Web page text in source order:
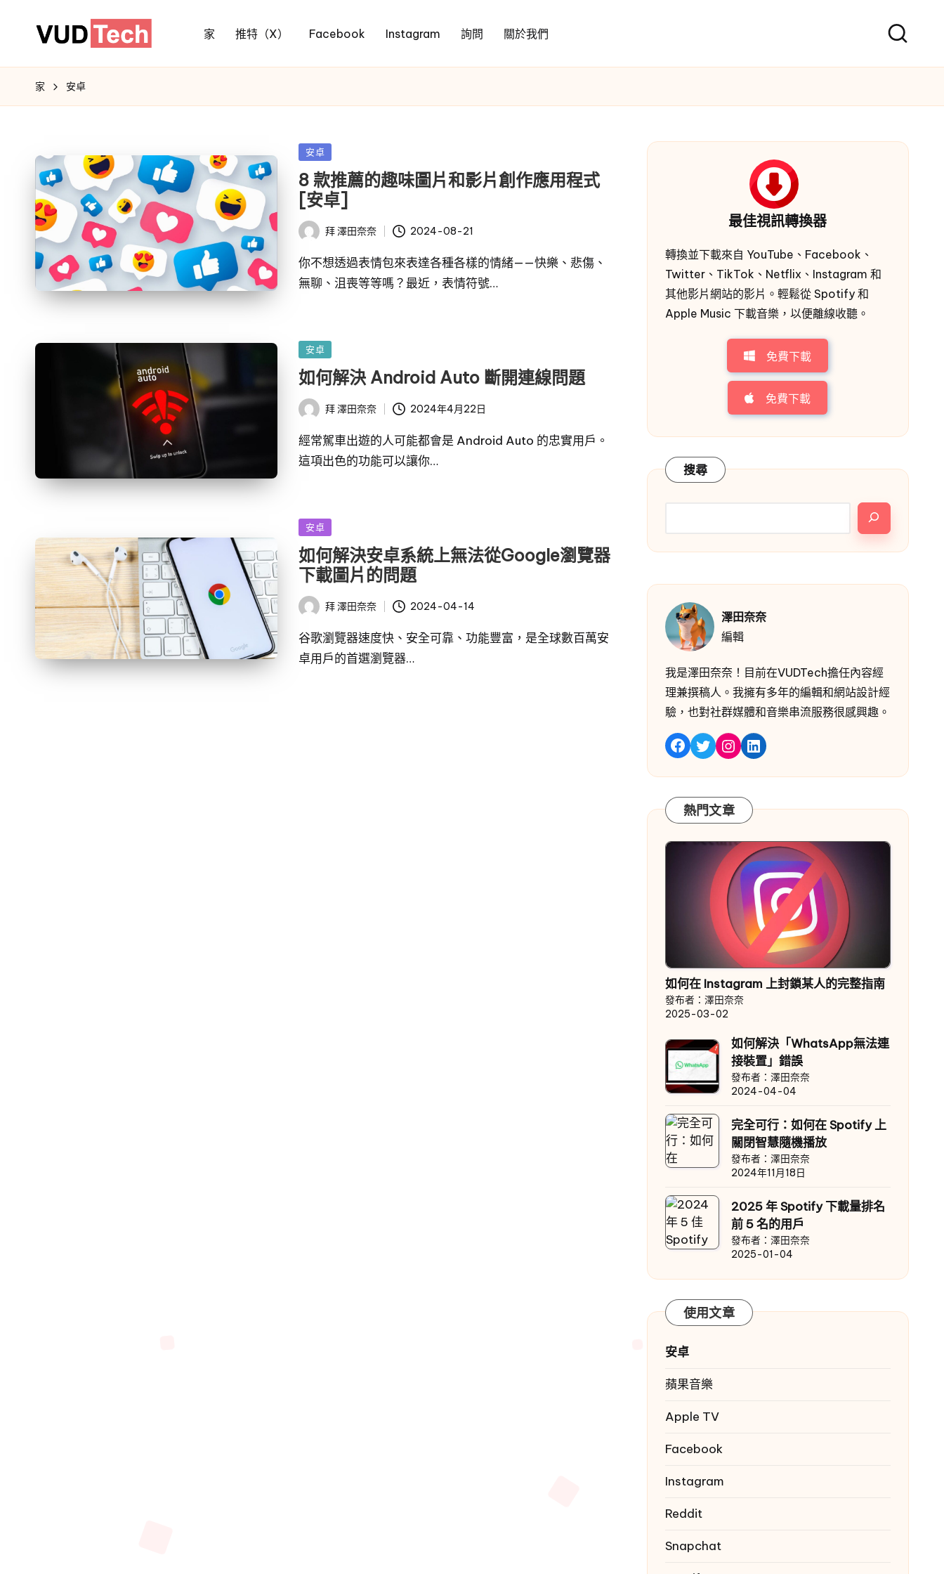
家 推特（X） Facebook Instagram 詢問 關於我們
家 安卓
發
佈
於
安卓
8 款推薦的趣味圖片和影片創作應用程式
[安卓]
發
者
拜澤田奈奈 2024-08-21
你不想透過表情包來表達各種各樣的情緒——快樂、悲傷、
無聊、沮喪等等嗎？最近，表情符號…
發
佈
於
安卓
如何解決 Android Auto 斷開連線問題
發
者
拜澤田奈奈 2024年4月22日
經常駕車出遊的人可能都會是 Android Auto 的忠實用戶。
這項出色的功能可以讓你…
發
佈
於
安卓
如何解決安卓系統上無法從Google瀏覽器
下載圖片的問題
發
者
拜澤田奈奈 2024-04-14
谷歌瀏覽器速度快、安全可靠、功能豐富，是全球數百萬安
卓用戶的首選瀏覽器…
最佳視訊轉換器
轉換並下載來自 YouTube、Facebook、
Twitter、TikTok、Netflix、Instagram 和
其他影片網站的影片。輕鬆從 Spotify 和
Apple Music 下載音樂，以便離線收聽。
免費下載
免費下載
搜尋
澤田奈奈
編輯
我是澤田奈奈！目前在VUDTech擔任內容經
理兼撰稿人。我擁有多年的編輯和網站設計經
驗，也對社群媒體和音樂串流服務很感興趣。
Facebook 嘰嘰喳喳 Instagram LinkedIn
熱門文章
如何在 Instagram 上封鎖某人的完整指南
發布者：澤田奈奈
2025-03-02
如何解決「WhatsApp無法連
接裝置」錯誤
發布者：澤田奈奈
2024-04-04
完全可行：如何在 Spotify 上
關閉智慧隨機播放
發布者：澤田奈奈
2024年11月18日
2025 年 Spotify 下載量排名
前 5 名的用戶
發布者：澤田奈奈
2025-01-04
使用文章
安卓
蘋果音樂
Apple TV
Facebook
Instagram
Reddit
Snapchat